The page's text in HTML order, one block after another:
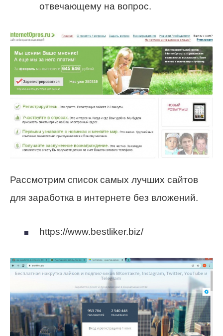
отвечающему на вопрос.
Рассмотрим список самых лучших сайтов
для заработка в интернете без вложений.
https://www.bestliker.biz/